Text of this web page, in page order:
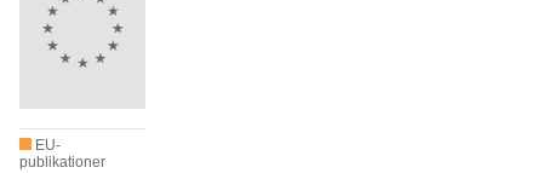
EU-
publikationer